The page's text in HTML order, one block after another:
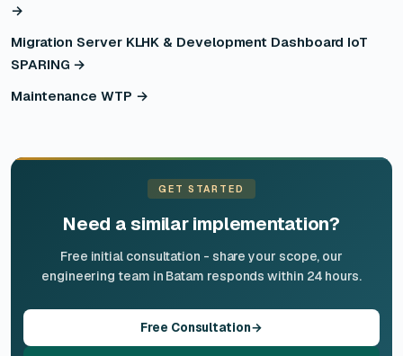
→
Migration Server KLHK & Development Dashboard IoT
SPARING →
Maintenance WTP →
GET STARTED
Need a similar implementation?
Free initial consultation - share your scope, our
engineering team in Batam responds within 24 hours.
Free Consultation→